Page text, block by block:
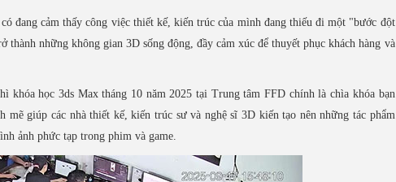
đang cảm thấy công việc thiết kế, kiến trúc của mình đang thiếu đi một "bước đột
những không gian 3D sống động, đầy cảm xúc để thuyết phục khách hàng và
khóa học 3ds Max tháng 10 năm 2025 tại Trung tâm FFD chính là chìa khóa bạn
mẽ giúp các nhà thiết kế, kiến trúc sư và nghệ sĩ 3D kiến tạo nên những tác phẩm
ảnh phức tạp trong phim và game.